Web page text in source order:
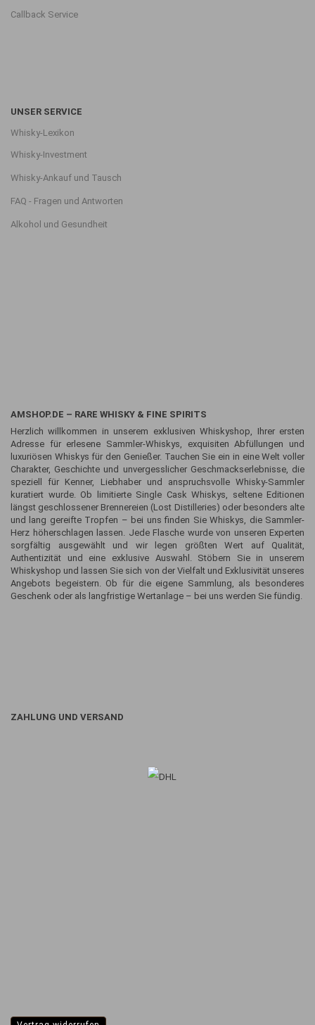
Callback Service
UNSER SERVICE
Whisky-Lexikon
Whisky-Investment
Whisky-Ankauf und Tausch
FAQ - Fragen und Antworten
Alkohol und Gesundheit
AMSHOP.DE – RARE WHISKY & FINE SPIRITS
Herzlich willkommen in unserem exklusiven Whiskyshop, Ihrer ersten
Adresse für erlesene Sammler-Whiskys, exquisiten Abfüllungen und
luxuriösen Whiskys für den Genießer. Tauchen Sie ein in eine Welt voller
Charakter, Geschichte und unvergesslicher Geschmackserlebnisse, die
speziell für Kenner, Liebhaber und anspruchsvolle Whisky-Sammler
kuratiert wurde. Ob limitierte Single Cask Whiskys, seltene Editionen
längst geschlossener Brennereien (Lost Distilleries) oder besonders alte
und lang gereifte Tropfen – bei uns finden Sie Whiskys, die Sammler-
Herz höherschlagen lassen. Jede Flasche wurde von unseren Experten
sorgfältig ausgewählt und wir legen größten Wert auf Qualität,
Authentizität und eine exklusive Auswahl. Stöbern Sie in unserem
Whiskyshop und lassen Sie sich von der Vielfalt und Exklusivität unseres
Angebots begeistern. Ob für die eigene Sammlung, als besonderes
Geschenk oder als langfristige Wertanlage – bei uns werden Sie fündig.
ZAHLUNG UND VERSAND